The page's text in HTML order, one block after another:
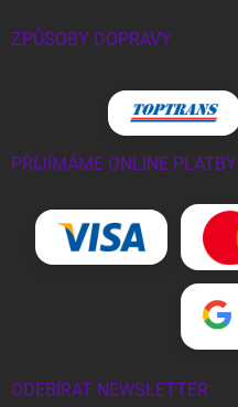
ZPŮSOBY DOPRAVY
PŘIJÍMÁME ONLINE PLATBY
ODEBÍRAT NEWSLETTER